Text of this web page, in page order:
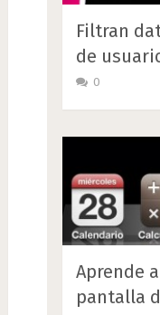
Filtran
de
0
Aprende
pantalla